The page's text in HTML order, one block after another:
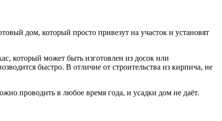
дом, который просто привезут на участок и установят
который может быть изготовлен из досок или
быстро. В отличие от строительства из кирпича, не
проводить в любое время года, и усадки дом не даёт.